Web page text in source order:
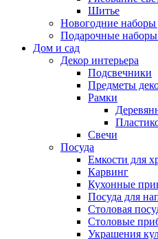
Шитье
Новогодние наборы
Подарочные наборы
Дом и сад
Декор интерьера
Подсвечники
Предметы
Рамки
Свечи
Посуда
Емкости для
Карвинг
Кухонные
Посуда для
Столовая
Столовые
Украшения